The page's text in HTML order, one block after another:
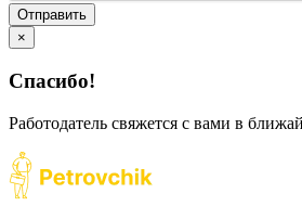
Отправить
×
Спасибо!
Работодатель свяжется с вами в